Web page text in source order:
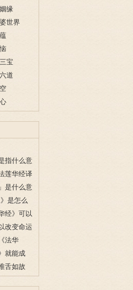
姻缘
世界
三宝
六道
指什么意
莲华经译
是什么意
是怎么
经》可以
改变命运
法华
就能成
舌如故